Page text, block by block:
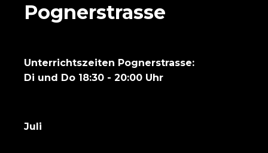
Pognerstrasse
Unterrichtszeiten Pognerstrasse:
Di und Do 18:30 - 20:00 Uhr
Juli